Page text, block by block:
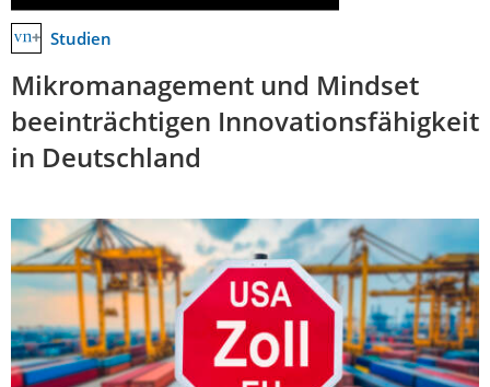
Studien
Mikromanagement und Mindset
beeinträchtigen Innovationsfähigkeit
in Deutschland